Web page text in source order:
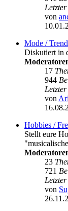
von
Mode /
Diskutiert in
17
944
von
Hobbies /
Stellt eure
23
721
von